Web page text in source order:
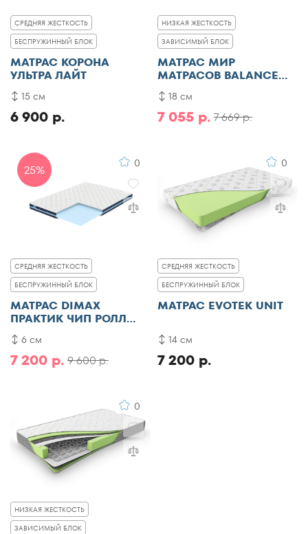
СРЕДНЯЯ ЖЕСТКОСТЬ
БЕСПРУЖИННЫЙ БЛОК
МАТРАС КОРОНА
УЛЬТРА ЛАЙТ
6 900 р.
15 см
НИЗКАЯ ЖЕСТКОСТЬ
ЗАВИСИМЫЙ БЛОК
МАТРАС МИР
МАТРАСОВ BALANCE
SMART
7 669 р.
7 055 р.
18 см
25% 0
СРЕДНЯЯ ЖЕСТКОСТЬ
БЕСПРУЖИННЫЙ БЛОК
МАТРАС DIMAX
ПРАКТИК ЧИП РОЛЛ
БАЛАНС ФОАМ ФАЙВ
9 600 р.
7 200 р.
6 см
0
СРЕДНЯЯ ЖЕСТКОСТЬ
БЕСПРУЖИННЫЙ БЛОК
МАТРАС EVOTEK UNIT
7 200 р.
14 см
0
НИЗКАЯ ЖЕСТКОСТЬ
ЗАВИСИМЫЙ БЛОК